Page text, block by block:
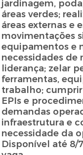
jardinagem,
áreas verdes;
áreas externas e
movimentações
equipamentos e
necessidades de
liderança; zelar
ferramentas,
trabalho; cumprir
EPIs e
demandas
infraestrutura e
necessidade da
Disponível até 8/